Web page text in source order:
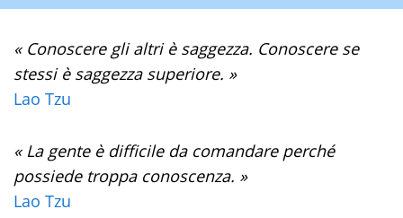
« Conoscere gli altri è saggezza. Conoscere se
stessi è saggezza superiore. »
Lao Tzu
« La gente è difficile da comandare perché
possiede troppa conoscenza. »
Lao Tzu